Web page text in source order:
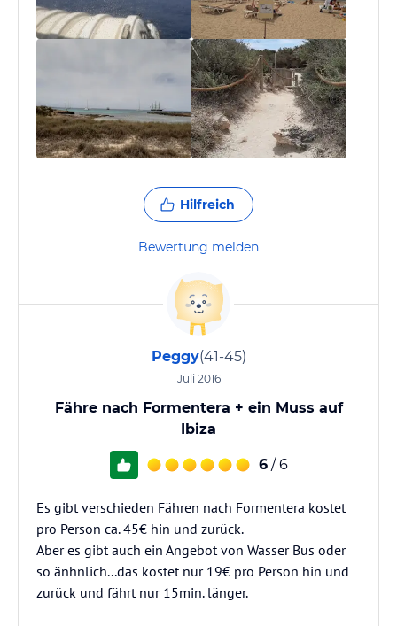
Hilfreich
Bewertung melden
Peggy(41-45)
Juli 2016
Fähre nach Formentera + ein Muss auf
Ibiza
6 / 6
Es gibt verschieden Fähren nach Formentera kostet
pro Person ca. 45€ hin und zurück.
Aber es gibt auch ein Angebot von Wasser Bus oder
so änhnlich...das kostet nur 19€ pro Person hin und
zurück und fährt nur 15min. länger.